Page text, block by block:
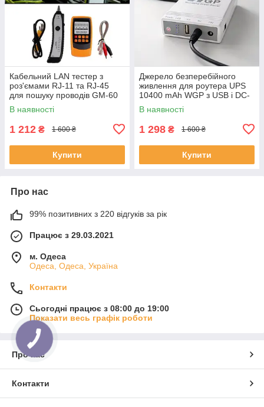
Кабельний LAN тестер з
роз'ємами RJ-11 та RJ-45
для пошуку проводів GM-60
В наявності
1 212 ₴ 1 600 ₴
Купити
Джерело безперебійного
живлення для роутера UPS
10400 mAh WGP з USB і DC-
виходами 5V 9V 12V,
безперебійник міні ДБЖ,
В наявності
1 298 ₴ 1 600 ₴
Купити
Про нас
99% позитивних з 220 відгуків за рік
Працює з 29.03.2021
м. Одеса
Одеса, Одеса, Україна
Контакти
Сьогодні працює з 08:00 до 19:00
Показати весь графік роботи
Про нас
Контакти